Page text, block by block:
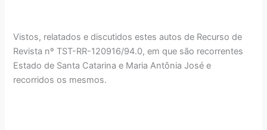
Vistos, relatados e discutidos estes autos de Recurso de
Revista nº TST-RR-120916/94.0, em que são recorrentes
Estado de Santa Catarina e Maria Antônia José e
recorridos os mesmos.